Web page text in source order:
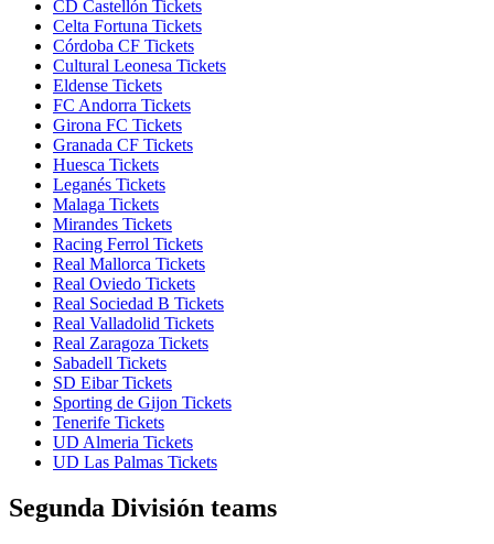
CD Castellón Tickets
Celta Fortuna Tickets
Córdoba CF Tickets
Cultural Leonesa Tickets
Eldense Tickets
FC Andorra Tickets
Girona FC Tickets
Granada CF Tickets
Huesca Tickets
Leganés Tickets
Malaga Tickets
Mirandes Tickets
Racing Ferrol Tickets
Real Mallorca Tickets
Real Oviedo Tickets
Real Sociedad B Tickets
Real Valladolid Tickets
Real Zaragoza Tickets
Sabadell Tickets
SD Eibar Tickets
Sporting de Gijon Tickets
Tenerife Tickets
UD Almeria Tickets
UD Las Palmas Tickets
Segunda División teams